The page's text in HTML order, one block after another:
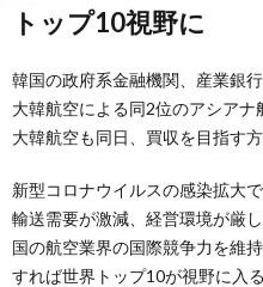
トップ10視野に
韓国の政府系金融機関、産業銀
大韓航空による同2位のアシアナ
大韓航空も同日、買収を目指す
新型コロナウイルスの感染拡大
輸送需要が激減、経営環境が厳
国の航空業界の国際競争力を維
すれば世界トップ10が視野に入